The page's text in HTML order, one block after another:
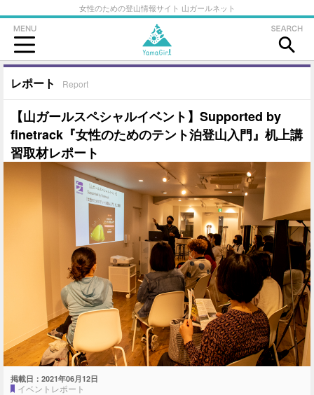
女性のための登山情報サイト 山ガールネット
レポート Report
【山ガールスペシャルイベント】Supported by
finetrack『女性のためのテント泊登山入門』机上講
習取材レポート
掲載日： 2021年06月12日
イベントレポート